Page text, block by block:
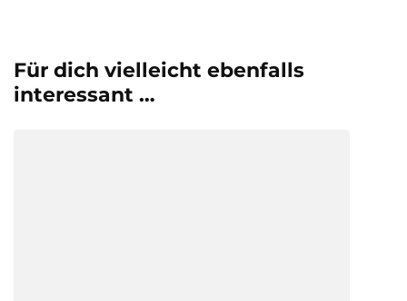
Für dich vielleicht ebenfalls
interessant …